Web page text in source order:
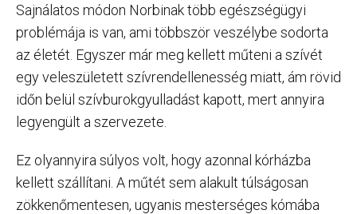
Sajnálatos módon Norbinak több egészségügyi
problémája is van, ami többször veszélybe sodorta
az életét. Egyszer már meg kellett műteni a szívét
egy veleszületett szívrendellenesség miatt, ám rövid
időn belül szívburokgyulladást kapott, mert annyira
legyengült a szervezete.
Ez olyannyira súlyos volt, hogy azonnal kórházba
kellett szállítani. A műtét sem alakult túlságosan
zökkenőmentesen, ugyanis mesterséges kómába